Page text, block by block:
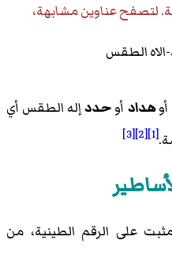
. لتصفح عناوين مشابهة،
الاه الطقس
أوهداد أوحددإله الطقس أي
[1]
[2]
[3]
على الرقم الطينية، من